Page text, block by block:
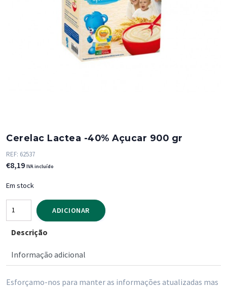
Cerelac Lactea -40% Açucar 900 gr
REF: 62537
€8,19 IVA incluído
Em stock
Quantidade
de
Cerelac
ADICIONAR
Descrição
Informação adicional
Esforçamo-nos para manter as informações atualizadas mas